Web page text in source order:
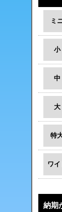
ミ
小
中
大
特
ワイ
納期